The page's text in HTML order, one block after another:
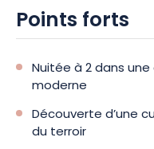
En soirée, partagez
de la table du Chef
vous réserve un
Une succulente
à la parisienne !
Points forts
Nuitée à 2 dans
moderne
Découverte d’une
du terroir